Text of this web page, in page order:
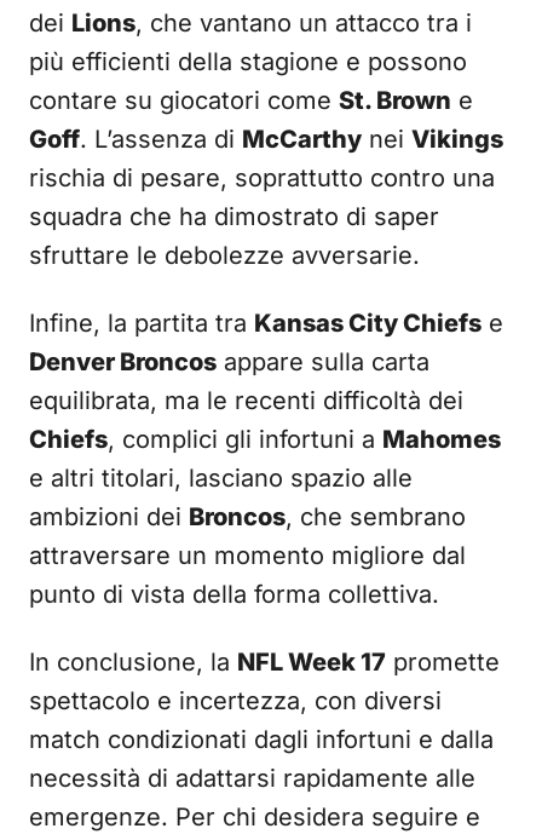
dei Lions, che vantano un attacco tra i
più efficienti della stagione e possono
contare su giocatori come St. Brown e
Goff. L’assenza di McCarthy nei Vikings
rischia di pesare, soprattutto contro una
squadra che ha dimostrato di saper
sfruttare le debolezze avversarie.
Infine, la partita tra Kansas City Chiefs e
Denver Broncos appare sulla carta
equilibrata, ma le recenti difficoltà dei
Chiefs, complici gli infortuni a Mahomes
e altri titolari, lasciano spazio alle
ambizioni dei Broncos, che sembrano
attraversare un momento migliore dal
punto di vista della forma collettiva.
In conclusione, la NFL Week 17 promette
spettacolo e incertezza, con diversi
match condizionati dagli infortuni e dalla
necessità di adattarsi rapidamente alle
emergenze. Per chi desidera seguire e